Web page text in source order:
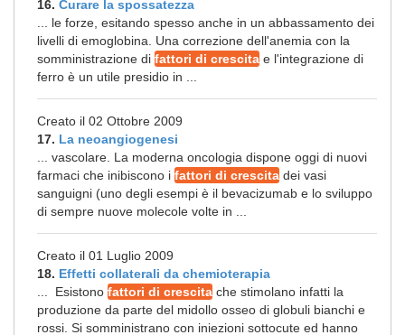
16. Curare la spossatezza
... le forze, esitando spesso anche in un abbassamento dei
livelli di emoglobina. Una correzione dell'anemia con la
somministrazione di fattori di crescita e l'integrazione di
ferro è un utile presidio in ...
Creato il 02 Ottobre 2009
17. La neoangiogenesi
... vascolare. La moderna oncologia dispone oggi di nuovi
farmaci che inibiscono i fattori di crescita dei vasi
sanguigni (uno degli esempi è il bevacizumab e lo sviluppo
di sempre nuove molecole volte in ...
Creato il 01 Luglio 2009
18. Effetti collaterali da chemioterapia
... Esistono fattori di crescita che stimolano infatti la
produzione da parte del midollo osseo di globuli bianchi e
rossi. Si somministrano con iniezioni sottocute ed hanno